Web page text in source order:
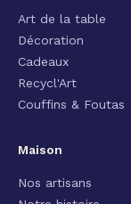
Art de la table
Décoration
Cadeaux
Recycl'Art
Couffins & Foutas
Maison
Nos artisans